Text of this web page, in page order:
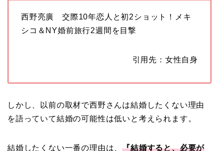
西野亮廣 交際10年恋人と初2ショット！メキ
シコ＆NY婚前旅行2週間を目撃
引用先：女性自身
しかし、以前の取材で西野さんは結婚したくない理由
を語っていて結婚の可能性は低いと考えられます。
結婚したくない一番の理由は、『結婚すると、必要が